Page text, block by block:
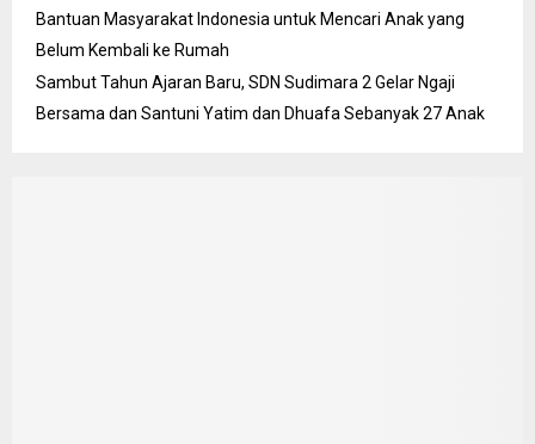
Bantuan Masyarakat Indonesia untuk Mencari Anak yang
Belum Kembali ke Rumah
Sambut Tahun Ajaran Baru, SDN Sudimara 2 Gelar Ngaji
Bersama dan Santuni Yatim dan Dhuafa Sebanyak 27 Anak